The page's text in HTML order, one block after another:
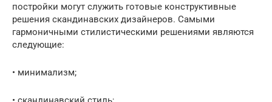
постройки могут служить готовые конструктивные
решения скандинавских дизайнеров. Самыми
гармоничными стилистическими решениями являются
следующие:
• минимализм;